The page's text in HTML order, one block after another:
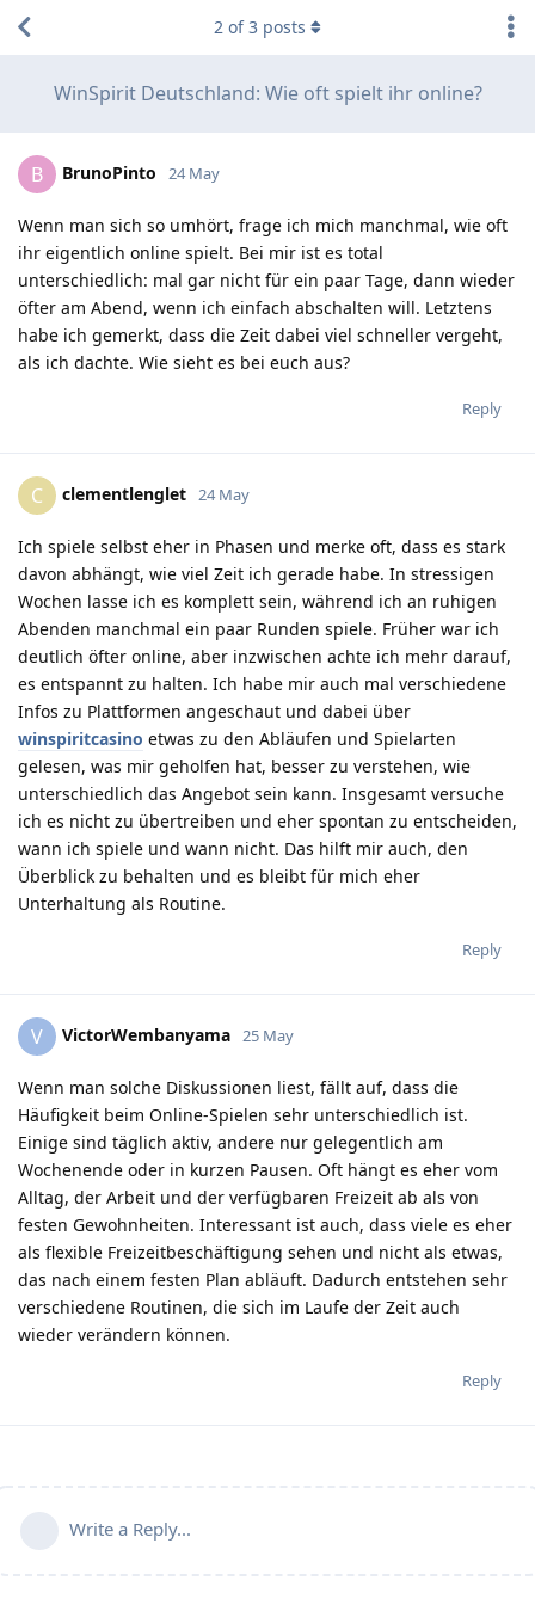
WinSpirit Deutschland: Wie oft spielt ihr online?
2 of3 posts
B BrunoPinto 24 May
Wenn man sich so umhört, frage ich mich manchmal, wie oft
ihr eigentlich online spielt. Bei mir ist es total
unterschiedlich: mal gar nicht für ein paar Tage, dann wieder
öfter am Abend, wenn ich einfach abschalten will. Letztens
habe ich gemerkt, dass die Zeit dabei viel schneller vergeht,
als ich dachte. Wie sieht es bei euch aus?
Reply
C clementlenglet 24 May
Ich spiele selbst eher in Phasen und merke oft, dass es stark
davon abhängt, wie viel Zeit ich gerade habe. In stressigen
Wochen lasse ich es komplett sein, während ich an ruhigen
Abenden manchmal ein paar Runden spiele. Früher war ich
deutlich öfter online, aber inzwischen achte ich mehr darauf,
es entspannt zu halten. Ich habe mir auch mal verschiedene
Infos zu Plattformen angeschaut und dabei über
winspiritcasino etwas zu den Abläufen und Spielarten
gelesen, was mir geholfen hat, besser zu verstehen, wie
unterschiedlich das Angebot sein kann. Insgesamt versuche
ich es nicht zu übertreiben und eher spontan zu entscheiden,
wann ich spiele und wann nicht. Das hilft mir auch, den
Überblick zu behalten und es bleibt für mich eher
Unterhaltung als Routine.
Reply
V VictorWembanyama 25 May
Wenn man solche Diskussionen liest, fällt auf, dass die
Häufigkeit beim Online-Spielen sehr unterschiedlich ist.
Einige sind täglich aktiv, andere nur gelegentlich am
Wochenende oder in kurzen Pausen. Oft hängt es eher vom
Alltag, der Arbeit und der verfügbaren Freizeit ab als von
festen Gewohnheiten. Interessant ist auch, dass viele es eher
als flexible Freizeitbeschäftigung sehen und nicht als etwas,
das nach einem festen Plan abläuft. Dadurch entstehen sehr
verschiedene Routinen, die sich im Laufe der Zeit auch
wieder verändern können.
Reply
Write a Reply...